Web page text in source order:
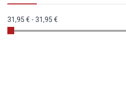
31,95 € - 31,95 €